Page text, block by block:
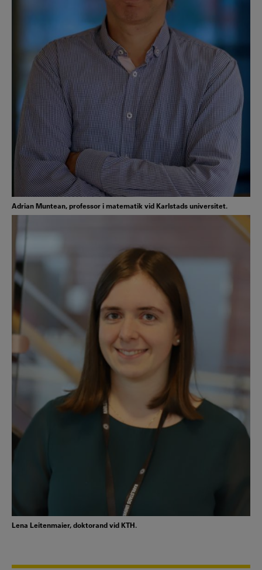
Adrian Muntean, professor i matematik vid Karlstads universitet.
Lena Leitenmaier, doktorand vid KTH.